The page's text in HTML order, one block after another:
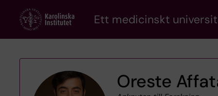
content
Ett medicinskt
Oreste